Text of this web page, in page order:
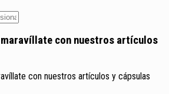
maravíllate con nuestros artículos
con nuestros artículos y cápsulas